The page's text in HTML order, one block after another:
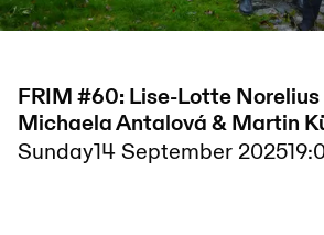
FRIM #60: Lise-Lotte Norelius
Michaela Antalová & Martin
Sunday14 September 2025